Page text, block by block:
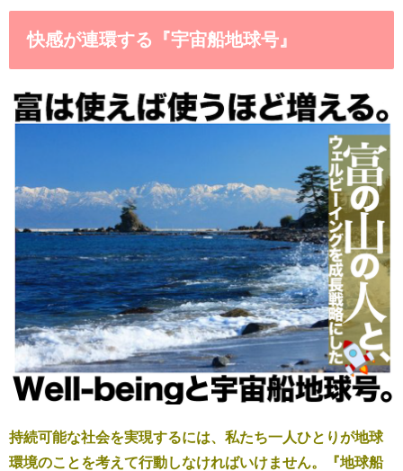
快感が連環する『宇宙船地球号』
持続可能な社会を実現するには、私たち一人ひとりが地球
環境のことを考えて行動しなければいけません。『地球船